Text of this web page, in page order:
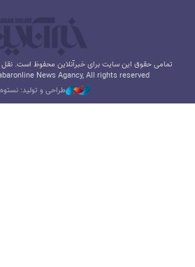
تمامی حقوق این سایت برای خبرآنلاین محفوظ است. نقل
News Agancy, All rights reserved
طراحی و تولید: نستوه